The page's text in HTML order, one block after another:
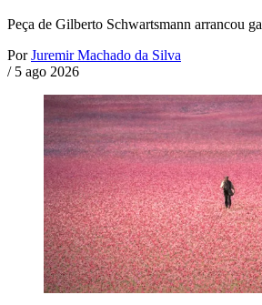
Peça de Gilberto Schwartsmann arrancou
Por Juremir Machado da Silva
/ 5 ago 2026